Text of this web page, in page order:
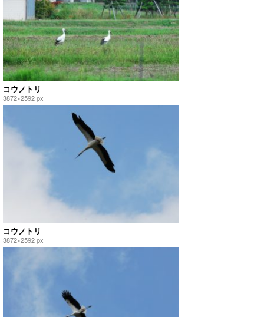
コウノトリ
3872×2592 px
コウノトリ
3872×2592 px